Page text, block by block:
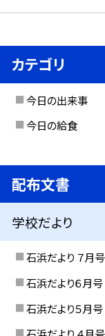
カテゴリ
今日の出来事
今日の給食
配布文書
学校だより
石浜だより ７月号
石浜だより６月号
石浜だより５月号